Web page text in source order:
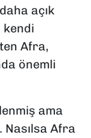
açık
kendi
Afra,
önemli
ama
Afra